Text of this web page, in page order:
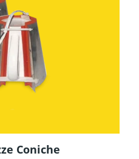
Coniche